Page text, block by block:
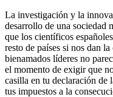
La investigación y la
desarrollo de una sociedad
que los científicos
resto de países si nos dan
bienamados líderes no
el momento de exigir que
casilla en tu declaración de
tus impuestos a la